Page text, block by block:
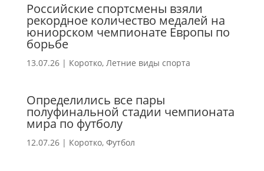
Российские спортсмены взяли
рекордное количество медалей на
юниорском чемпионате Европы по
борьбе
13.07.26| Коротко, Летние виды спорта
Определились все пары
полуфинальной стадии чемпионата
мира по футболу
12.07.26| Коротко, Футбол